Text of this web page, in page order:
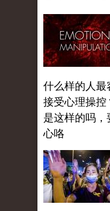
什么样的人最
接受心理操控
是这样的吗，
心咯